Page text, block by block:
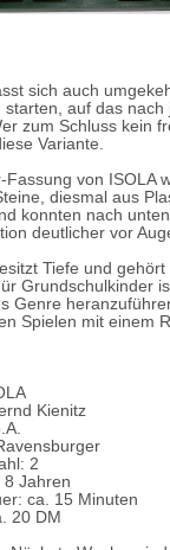
sich auch
starten, auf das
zum Schluss kein
Variante.
Fassung von ISOLA
diesmal aus
konnten nach
deutlicher vor
Tiefe und
Grundschulkinder
Genre
Spielen mit einem
Kienitz
2
8 Jahren
ca. 15 Minuten
20 DM